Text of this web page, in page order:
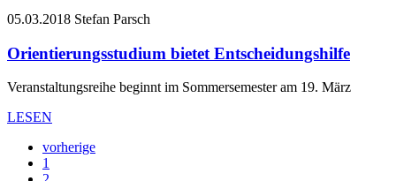
05.03.2018 Stefan Parsch
Orientierungsstudium bietet Entscheidungshilfe
Veranstaltungsreihe beginnt im Sommersemester am 19. März
LESEN
vorherige
1